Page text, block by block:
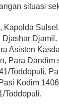
situasi
Kapolda
Asisten
Para Dandim
Toddopuli,
Kodim
Toddopuli.